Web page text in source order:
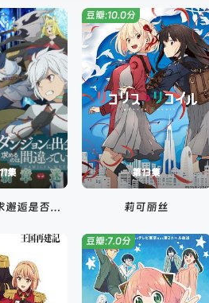
集
在地下城寻求邂逅是否搞错了什么：新章 迷宫篇 第四季
第13集
豆瓣:10.0分
莉可丽丝
豆瓣:7.0分